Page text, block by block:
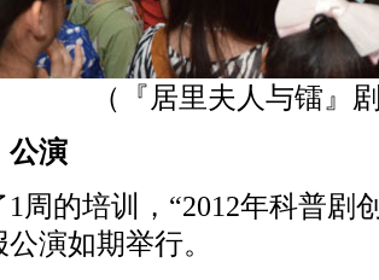
（『居里夫人与镭』
演
的培训，“2012年科普剧
演如期举行。